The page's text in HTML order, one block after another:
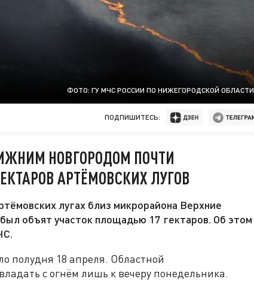
ФОТО: ГУ МЧС РОССИИ ПО НИЖЕГОРОДСКОЙ ОБЛАСТИ
ПОДПИШИТЕСЬ:
НОВГОРОДОМ ПОЧТИ
АРТЁМОВСКИХ ЛУГОВ
лугах близ микрорайона Верхние
объят участок площадью 17 гектаров. Об этом
полудня 18 апреля. Областной
с огнём лишь к вечеру понедельника.